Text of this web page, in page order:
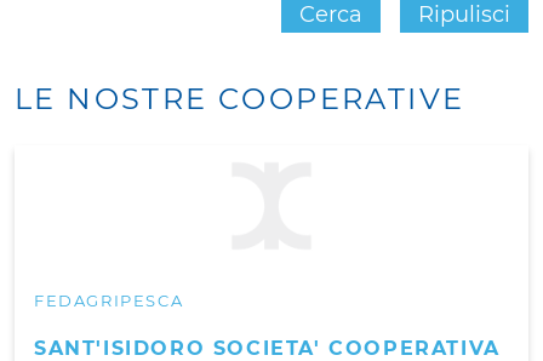
LE NOSTRE COOPERATIVE
FEDAGRIPESCA
SANT'ISIDORO SOCIETA' COOPERATIVA
Cerca Ripulisci